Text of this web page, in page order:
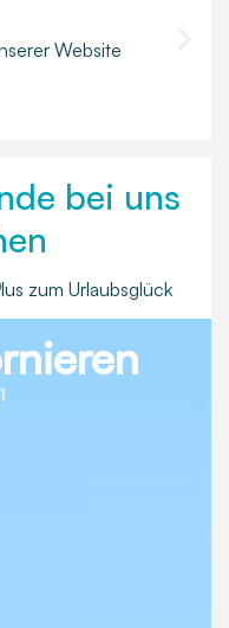
Website
bei uns
zum Urlaubsglück